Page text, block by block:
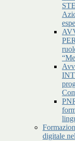
digitale